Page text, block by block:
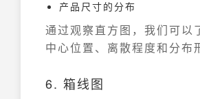
产品尺寸的分布
通过观察直方图，我们可以
中心位置、离散程度和分布
6. 箱线图